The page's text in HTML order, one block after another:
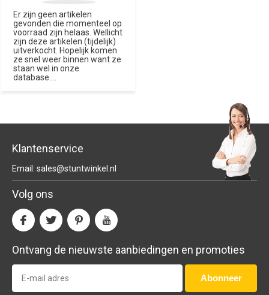
Er zijn geen artikelen
gevonden die momenteel op
voorraad zijn helaas. Wellicht
zijn deze artikelen (tijdelijk)
uitverkocht. Hopelijk komen
ze snel weer binnen want ze
staan wel in onze
database....
Klantenservice
Email: sales@stuntwinkel.nl
Volg ons
Ontvang de nieuwste aanbiedingen en promoties
Abonneer